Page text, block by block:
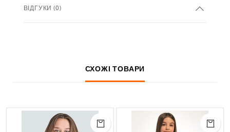
ВІДГУКИ (0)
СХОЖІ ТОВАРИ